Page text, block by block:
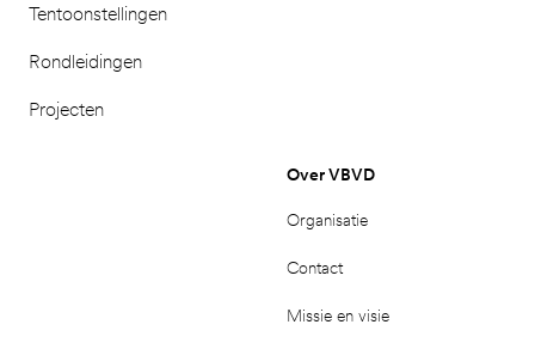
Tentoonstellingen
Rondleidingen
Projecten
Over VBVD
Organisatie
Contact
Missie en visie